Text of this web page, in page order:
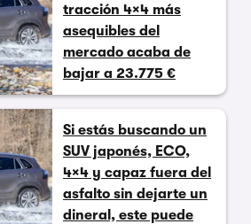
tracción 4×4 más
asequibles del
mercado acaba de
bajar a 23.775 €
Si estás buscando un
SUV japonés, ECO,
4×4 y capaz fuera del
asfalto sin dejarte un
dineral, este puede